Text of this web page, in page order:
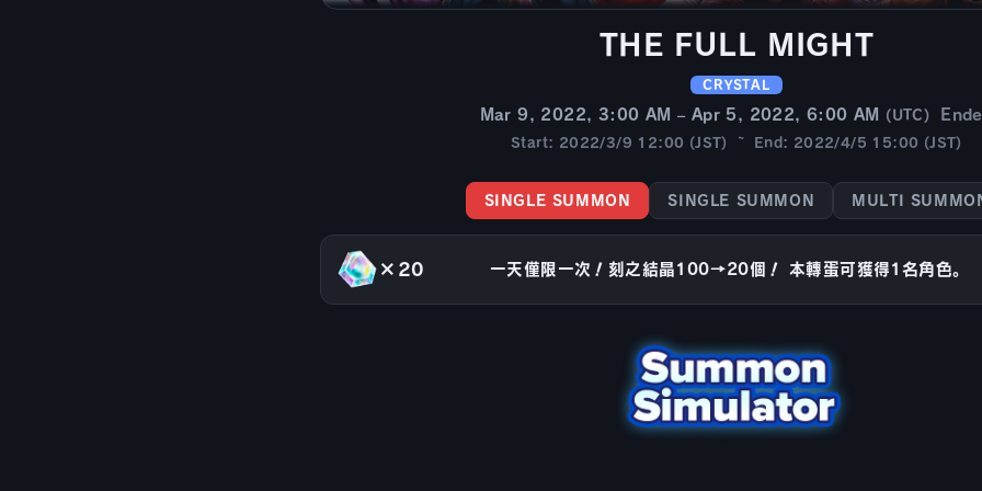
THE FULL MIGHT
CRYSTAL
Mar 9, 2022, 3:00 AM – Apr 5, 2022, 6:00 AM (UTC)
Start: 2022/3/9 12:00 (JST) ~ End: 2022/4/5 15:00 (JST)
SINGLE SUMMON SINGLE SUMMON MULTI
×20 一天僅限一次！刻之結晶100→20個！ 本轉蛋可獲得1名角色。